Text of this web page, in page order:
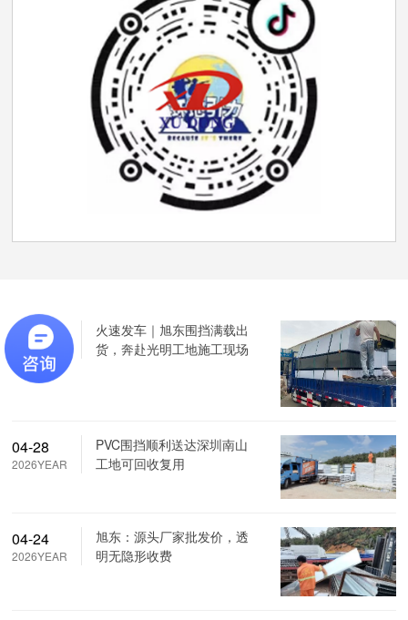
05-22
2026YEAR
火速发车｜旭东围挡满载出
货，奔赴光明工地施工现场
04-28
2026YEAR
PVC围挡顺利送达深圳南山
工地可回收复用
04-24
2026YEAR
旭东：源头厂家批发价，透
明无隐形收费